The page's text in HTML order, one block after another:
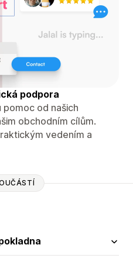
podpora
od našich
obchodním cílům.
vedením a